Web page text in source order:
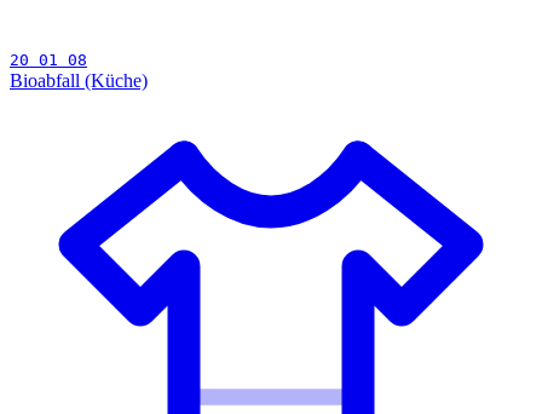
20 01 08
Bioabfall (Küche)